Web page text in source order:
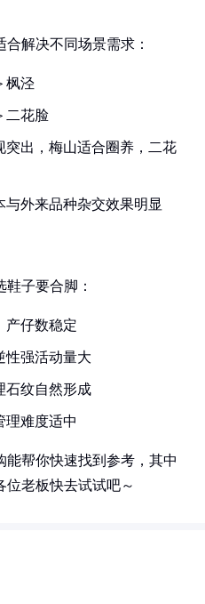
解决不同场景需求：
枫泾
二花脸
出，梅山适合圈养，二花
外来品种杂交效果明显
子要合脚：
产仔数稳定
性强活动量大
石纹自然形成
理难度适中
能帮你快速找到参考，其中
位老板快去试试吧～